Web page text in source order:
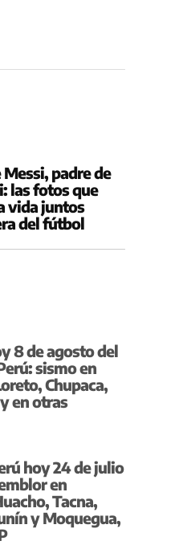
Messi, padre de
las fotos que
vida juntos
del fútbol
8 de agosto del
sismo en
Chupaca,
en otras
hoy 24 de julio
en
Tacna,
y Moquegua,